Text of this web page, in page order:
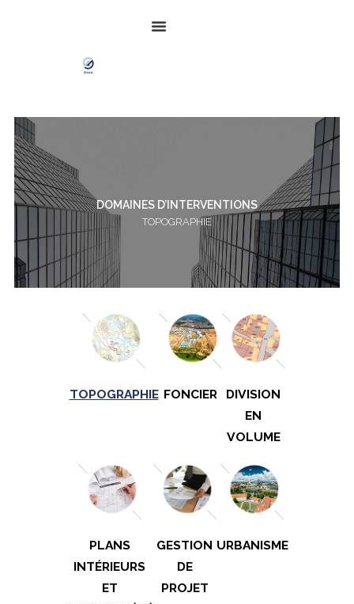
DOMAINES D’INTERVENTIONS
TOPOGRAPHIE
TOPOGRAPHIE FONCIER
DIVISION
EN
VOLUME
PLANS
INTÉRIEURS
ET
GESTION
DE
PROJET
URBANISME